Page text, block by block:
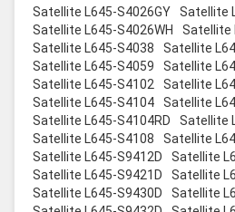
Satellite L645-S4026GY
Satellite
Satellite L645-S4026WH
Satellite
Satellite L645-S4038
Satellite
Satellite L645-S4059
Satellite
Satellite L645-S4102
Satellite
Satellite L645-S4104
Satellite
Satellite L645-S4104RD
Satellite
Satellite L645-S4108
Satellite
Satellite L645-S9412D
Satellite
Satellite L645-S9421D
Satellite
Satellite L645-S9430D
Satellite